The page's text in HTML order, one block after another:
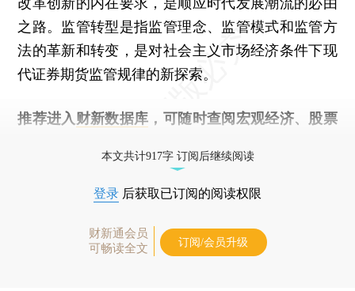
之路。监管转型是指监管理念、监管模式和监管方
法的革新和转变，是对社会主义市场经济条件下现
代证券期货监管规律的新探索。
推荐进入 财新数据库 ，可随时查阅宏观经济、股票
本文共计917字 订阅后继续阅读
登录 后获取已订阅的阅读权限
财新通会员
可畅读全文
订阅/会员升级